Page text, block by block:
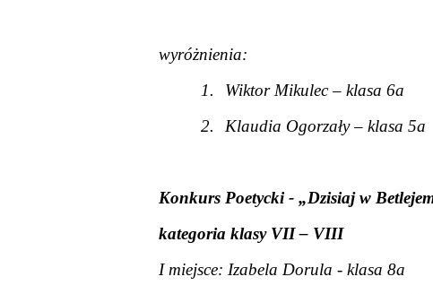
wyróżnienia:
1.
Wiktor Mikulec – klasa 6a
2.
Klaudia Ogorzały – klasa 5a
Konkurs Poetycki - „Dzisiaj w
kategoria klasy VII – VIII
I miejsce: Izabela Dorula - klasa 8a